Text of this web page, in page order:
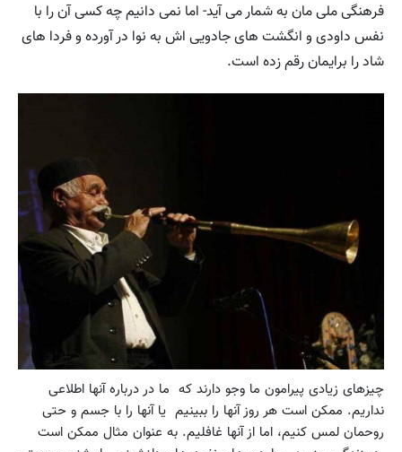
فرهنگی ملی مان به شمار می آید- اما نمی دانیم چه کسی آن را با
نفس داودی و انگشت های جادویی اش به نوا در آورده و فردا های
شاد را برایمان رقم زده است.
چیزهای زیادی پیرامون ما وجو دارند که ما در درباره آنها اطلاعی
نداریم. ممکن است هر روز آنها را ببینیم یا آنها را با جسم و حتی
روحمان لمس کنیم، اما از آنها غافلیم. به عنوان مثال ممکن است